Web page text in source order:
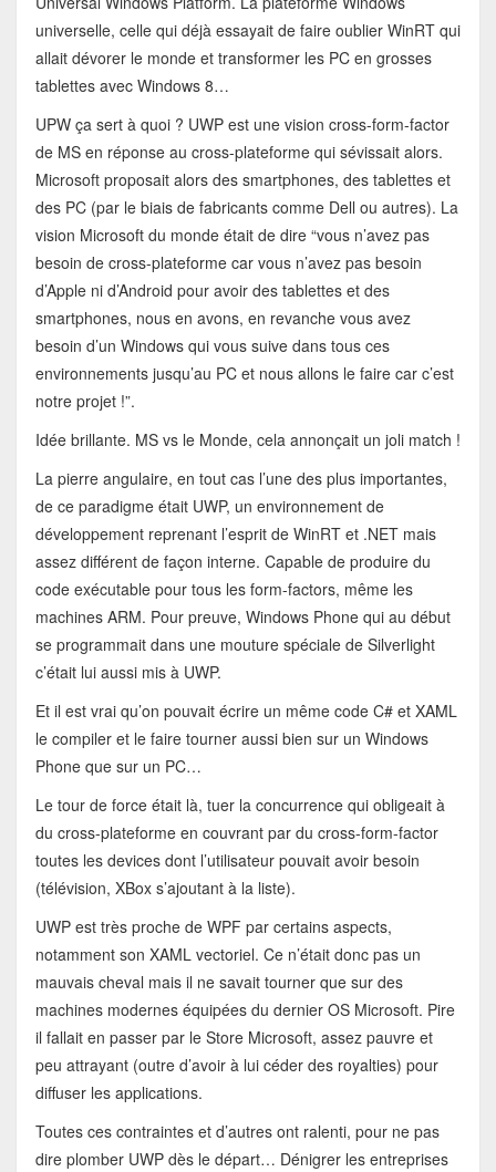
universelle, celle qui déjà essayait de faire oublier WinRT qui
allait dévorer le monde et transformer les PC en grosses
tablettes avec Windows 8…
UPW ça sert à quoi ? UWP est une vision cross-form-factor
de MS en réponse au cross-plateforme qui sévissait alors.
Microsoft proposait alors des smartphones, des tablettes et
des PC (par le biais de fabricants comme Dell ou autres). La
vision Microsoft du monde était de dire “vous n’avez pas
besoin de cross-plateforme car vous n’avez pas besoin
d’Apple ni d’Android pour avoir des tablettes et des
smartphones, nous en avons, en revanche vous avez
besoin d’un Windows qui vous suive dans tous ces
environnements jusqu’au PC et nous allons le faire car c’est
notre projet !”.
Idée brillante. MS vs le Monde, cela annonçait un joli match !
La pierre angulaire, en tout cas l’une des plus importantes,
de ce paradigme était UWP, un environnement de
développement reprenant l’esprit de WinRT et .NET mais
assez différent de façon interne. Capable de produire du
code exécutable pour tous les form-factors, même les
machines ARM. Pour preuve, Windows Phone qui au début
se programmait dans une mouture spéciale de Silverlight
c’était lui aussi mis à UWP.
Et il est vrai qu’on pouvait écrire un même code C# et XAML
le compiler et le faire tourner aussi bien sur un Windows
Phone que sur un PC…
Le tour de force était là, tuer la concurrence qui obligeait à
du cross-plateforme en couvrant par du cross-form-factor
toutes les devices dont l’utilisateur pouvait avoir besoin
(télévision, XBox s’ajoutant à la liste).
UWP est très proche de WPF par certains aspects,
notamment son XAML vectoriel. Ce n’était donc pas un
mauvais cheval mais il ne savait tourner que sur des
machines modernes équipées du dernier OS Microsoft. Pire
il fallait en passer par le Store Microsoft, assez pauvre et
peu attrayant (outre d’avoir à lui céder des royalties) pour
diffuser les applications.
Toutes ces contraintes et d’autres ont ralenti, pour ne pas
dire plomber UWP dès le départ… Dénigrer les entreprises